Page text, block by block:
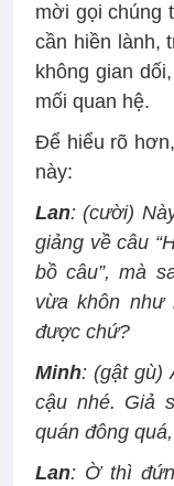
mời gọi chúng
cần hiền lành,
không gian
mối quan hệ.
Để hiểu rõ
này:
Lan: (cười)
giảng về câu
bồ câu”, mà
vừa khôn
được chứ?
Minh: (gật gù)
cậu nhé. Giả
quán đông
Lan: Ờ thì